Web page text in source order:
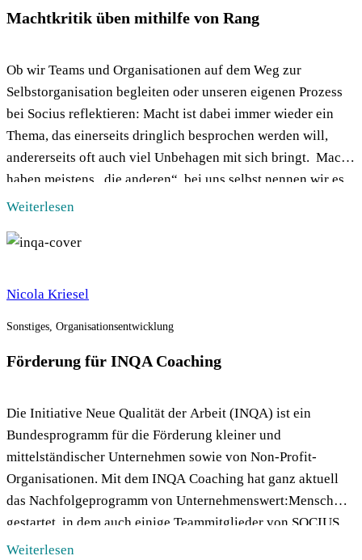
Machtkritik üben mithilfe von Rang
Ob wir Teams und Organisationen auf dem Weg zur
Selbstorganisation begleiten oder unseren eigenen Prozess
bei Socius reflektieren: Macht ist dabei immer wieder ein
Thema, das einerseits dringlich besprochen werden will,
andererseits oft auch viel Unbehagen mit sich bringt. Macht
haben meistens „die anderen“, bei uns selbst nennen wir es
lieber „Verantwortung“. Macht hat etwas […]
Weiterlesen
Nicola Kriesel
Sonstiges, Organisationsentwicklung
Förderung für INQA Coaching
Die Initiative Neue Qualität der Arbeit (INQA) ist ein
Bundesprogramm für die Förderung kleiner und
mittelständischer Unternehmen sowie von Non-Profit-
Organisationen. Mit dem INQA Coaching hat ganz aktuell
das Nachfolgeprogramm von Unternehmenswert:Mensch
gestartet, in dem auch einige Teammitglieder von SOCIUS
akkreditiert waren und insgesamt in den vergangenen 5
Weiterlesen